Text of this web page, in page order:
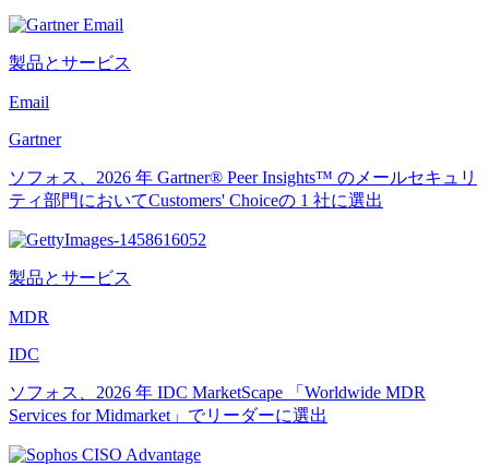
製品とサービス
Email
Gartner
ソフォス、2026 年 Gartner® Peer Insights™ のメールセキュリ
ティ部門においてCustomers' Choiceの 1 社に選出
製品とサービス
MDR
IDC
ソフォス、2026 年 IDC MarketScape 「Worldwide MDR
Services for Midmarket」でリーダーに選出